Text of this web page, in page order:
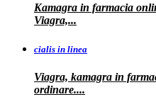
Kamagra in farmacia
Viagra,...
cialis in linea
Viagra, kamagra in
ordinare....